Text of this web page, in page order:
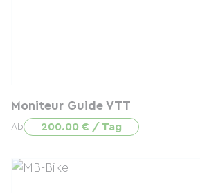
Moniteur Guide VTT
Ab 200.00 € / Tag